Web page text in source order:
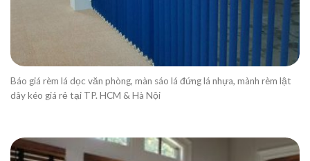
Báo giá rèm lá dọc văn phòng, màn sáo lá đứng lá nhựa, mành rèm lật
dây kéo giá rẻ tại TP. HCM & Hà Nội